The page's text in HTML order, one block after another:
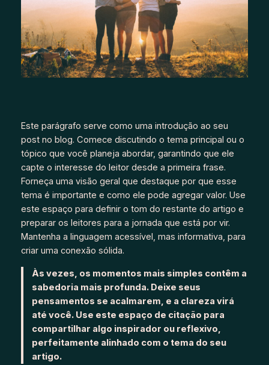
Este parágrafo serve como uma introdução ao seu
post no blog. Comece discutindo o tema principal ou o
tópico que você planeja abordar, garantindo que ele
capte o interesse do leitor desde a primeira frase.
Forneça uma visão geral que destaque por que esse
tema é importante e como ele pode agregar valor. Use
este espaço para definir o tom do restante do artigo e
preparar os leitores para a jornada que está por vir.
Mantenha a linguagem acessível, mas informativa, para
criar uma conexão sólida.
Às vezes, os momentos mais simples contêm a
sabedoria mais profunda. Deixe seus
pensamentos se acalmarem, e a clareza virá
até você. Use este espaço de citação para
compartilhar algo inspirador ou reflexivo,
perfeitamente alinhado com o tema do seu
artigo.